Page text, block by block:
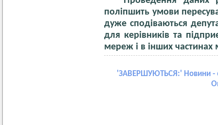
поліпшить умови
дуже сподіваються
для керівників та
мереж і в інших частинах
'ЗАВЕРШУЮТЬСЯ:' Новини -